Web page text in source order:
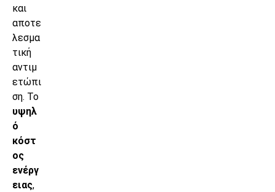
και
αποτε
λεσμα
τική
αντιμ
ετώπι
ση. Το
υψηλ
ό
κόστ
ος
ενέργ
ειας,